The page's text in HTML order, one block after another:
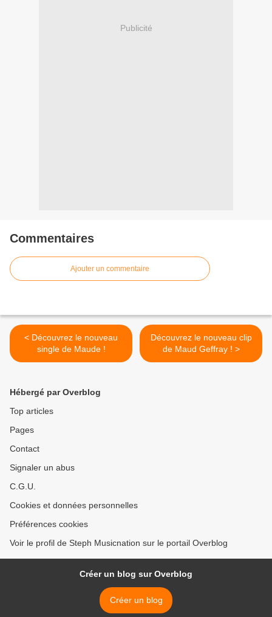
Publicité
Commentaires
Ajouter un commentaire
< Découvrez le nouveau
single de Maude !
Découvrez le nouveau clip
de Maud Geffray ! >
Hébergé par Overblog
Top articles
Pages
Contact
Signaler un abus
C.G.U.
Cookies et données personnelles
Préférences cookies
Voir le profil de Steph Musicnation sur le portail Overblog
Créer un blog sur Overblog
Créer un blog